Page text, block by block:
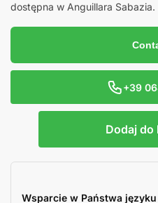
dostępna w Anguillara Sabazia.
+39
Dodaj do
Wsparcie w Państwa języku